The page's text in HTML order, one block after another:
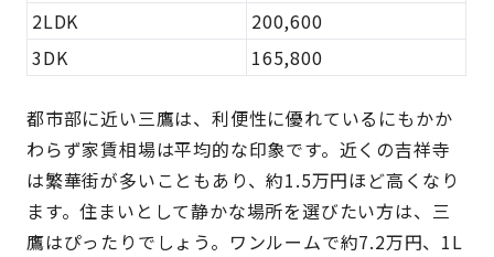
2LDK
200,600
3DK
165,800
都市部に近い三鷹は、利便性に優れているにもかか
わらず家賃相場は平均的な印象です。近くの吉祥寺
は繁華街が多いこともあり、約1.5万円ほど高くなり
ます。住まいとして静かな場所を選びたい方は、三
鷹はぴったりでしょう。ワンルームで約7.2万円、1L